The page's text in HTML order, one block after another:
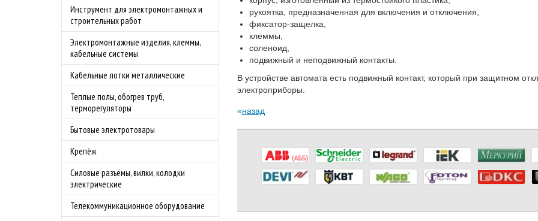
Инструмент для электромонтажных и
строительных работ
Электромонтажные изделия, клеммы,
кабельные системы
Кабельные лотки металлические
Теплые полы, обогрев труб,
терморегуляторы
Бытовые электротовары
Крепёж
Силовые разъёмы, вилки, колодки
электрические
Телекоммуникационное оборудование
рукоятка, предназначенная для включения и отключения,
фиксатор-защелка,
клеммы,
соленоид,
подвижный и неподвижный контакты.
В устройстве автомата есть подвижный контакт, который при защитном
электроприборы.
назад